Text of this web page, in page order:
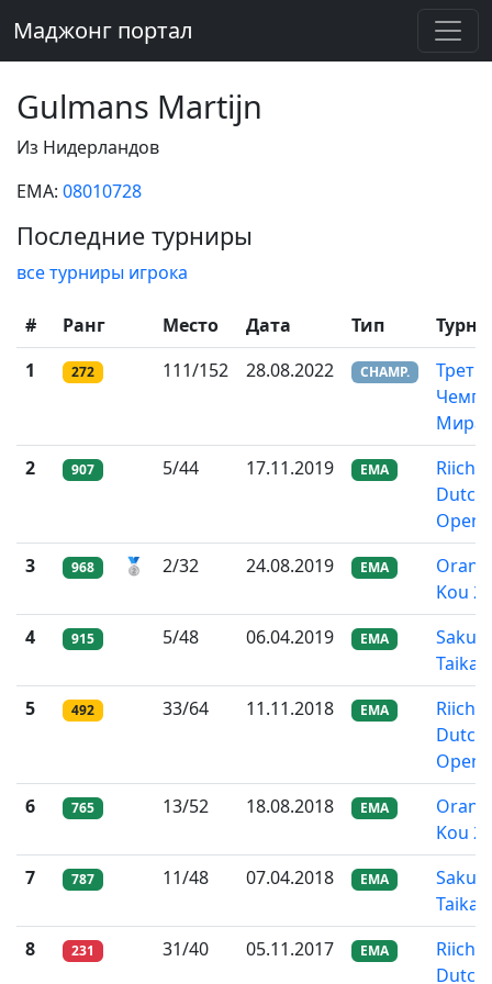
Маджонг портал
Gulmans Martijn
Из Нидерландов
EMA: 08010728
Последние турниры
все турниры игрока
# Ранг Место Дата Тип
1
272 111/152 28.08.2022 CHAMP.
Мира
2
907 5/44 17.11.2019 EMA
Riichi
Dutch
Open
3
968 🥈 2/32 24.08.2019 EMA
Kou
4
915 5/48 06.04.2019 EMA
Taikai
5
492 33/64 11.11.2018 EMA
Riichi
Dutch
Open
6
765 13/52 18.08.2018 EMA
Kou
7
787 11/48 07.04.2018 EMA
Taikai
8
231 31/40 05.11.2017 EMA
Riichi
Dutch